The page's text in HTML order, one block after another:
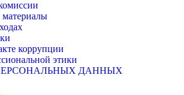
коррупции
этики
ДАННЫХ